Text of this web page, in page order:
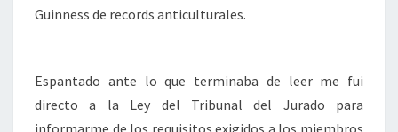
Guinness de records anticulturales.
Espantado ante lo que terminaba de leer me fui
directo a la Ley del Tribunal del Jurado para
informarme de los requisitos exigidos a los miembros